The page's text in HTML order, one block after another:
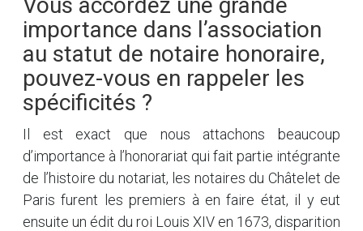
importance dans l’association
au statut de notaire honoraire,
pouvez-vous en rappeler les
spécificités ?
Il est exact que nous attachons beaucoup
d’importance à l’honorariat qui fait partie intégrante
de l’histoire du notariat, les notaires du Châtelet de
Paris furent les premiers à en faire état, il y eut
ensuite un édit du roi Louis XIV en 1673, disparition